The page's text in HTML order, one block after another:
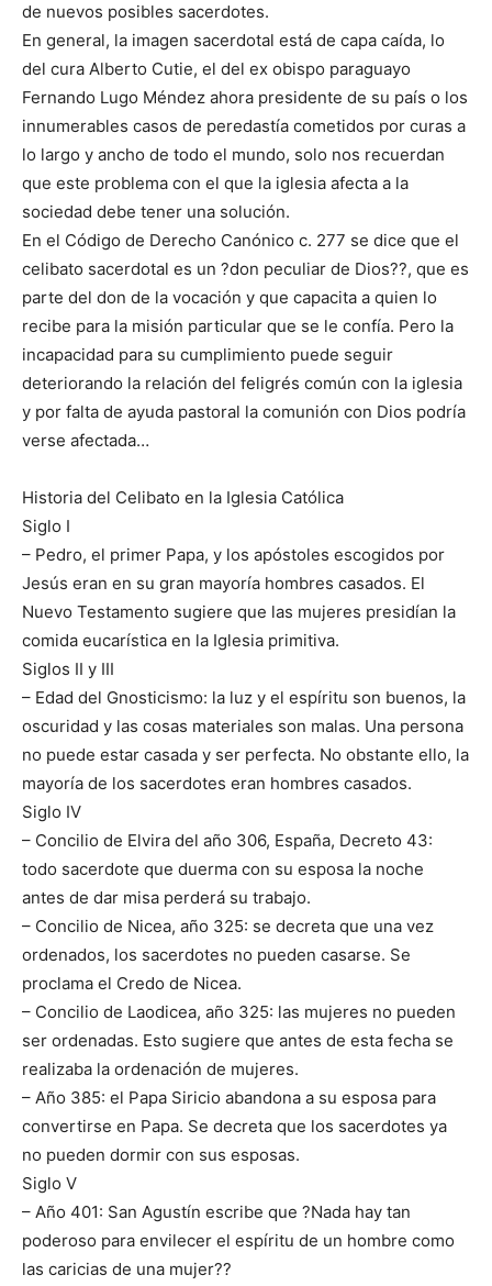
de nuevos posibles sacerdotes.
En general, la imagen sacerdotal está de capa caída, lo
del cura Alberto Cutie, el del ex obispo paraguayo
Fernando Lugo Méndez ahora presidente de su país o los
innumerables casos de peredastía cometidos por curas a
lo largo y ancho de todo el mundo, solo nos recuerdan
que este problema con el que la iglesia afecta a la
sociedad debe tener una solución.
En el Código de Derecho Canónico c. 277 se dice que el
celibato sacerdotal es un ?don peculiar de Dios??, que es
parte del don de la vocación y que capacita a quien lo
recibe para la misión particular que se le confía. Pero la
incapacidad para su cumplimiento puede seguir
deteriorando la relación del feligrés común con la iglesia
y por falta de ayuda pastoral la comunión con Dios podría
verse afectada…
Historia del Celibato en la Iglesia Católica
Siglo I
– Pedro, el primer Papa, y los apóstoles escogidos por
Jesús eran en su gran mayoría hombres casados. El
Nuevo Testamento sugiere que las mujeres presidían la
comida eucarística en la Iglesia primitiva.
Siglos II y III
– Edad del Gnosticismo: la luz y el espíritu son buenos, la
oscuridad y las cosas materiales son malas. Una persona
no puede estar casada y ser perfecta. No obstante ello, la
mayoría de los sacerdotes eran hombres casados.
Siglo IV
– Concilio de Elvira del año 306, España, Decreto 43:
todo sacerdote que duerma con su esposa la noche
antes de dar misa perderá su trabajo.
– Concilio de Nicea, año 325: se decreta que una vez
ordenados, los sacerdotes no pueden casarse. Se
proclama el Credo de Nicea.
– Concilio de Laodicea, año 325: las mujeres no pueden
ser ordenadas. Esto sugiere que antes de esta fecha se
realizaba la ordenación de mujeres.
– Año 385: el Papa Siricio abandona a su esposa para
convertirse en Papa. Se decreta que los sacerdotes ya
no pueden dormir con sus esposas.
Siglo V
– Año 401: San Agustín escribe que ?Nada hay tan
poderoso para envilecer el espíritu de un hombre como
las caricias de una mujer??